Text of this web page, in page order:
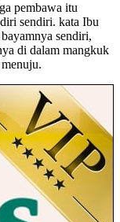
pembawa itu
sendiri. kata Ibu
sendiri,
di dalam mangkuk